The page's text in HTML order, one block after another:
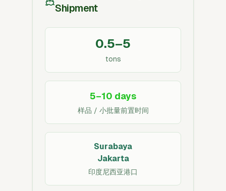
Shipment
0.5–5
tons
5–10 days
样品 / 小批量前置时间
Surabaya
Jakarta
印度尼西亚港口